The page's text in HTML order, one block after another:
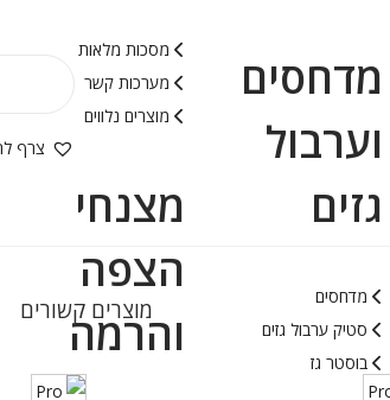
מדחסים
וערבול
גזים
מדחסים
סטיק ערבול גזים
בוסטר גז
מסכות מלאות
מערכות קשר
מוצרים נלווים
מצנחי
הצפה
והרמה
צרף
מוצרים קשורים